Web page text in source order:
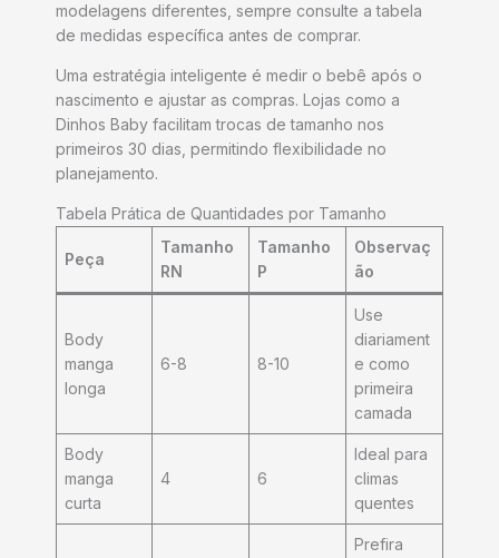
modelagens diferentes, sempre consulte a tabela
de medidas específica antes de comprar.
Uma estratégia inteligente é medir o bebê após o
nascimento e ajustar as compras. Lojas como a
Dinhos Baby facilitam trocas de tamanho nos
primeiros 30 dias, permitindo flexibilidade no
planejamento.
Tabela Prática de Quantidades por Tamanho
Peça
Tamanho
RN
Tamanho
P
Observaç
ão
Body
manga
longa
6-8 8-10
Use
diariament
e como
primeira
camada
Body
manga
curta
4 6
Ideal para
climas
quentes
Prefira